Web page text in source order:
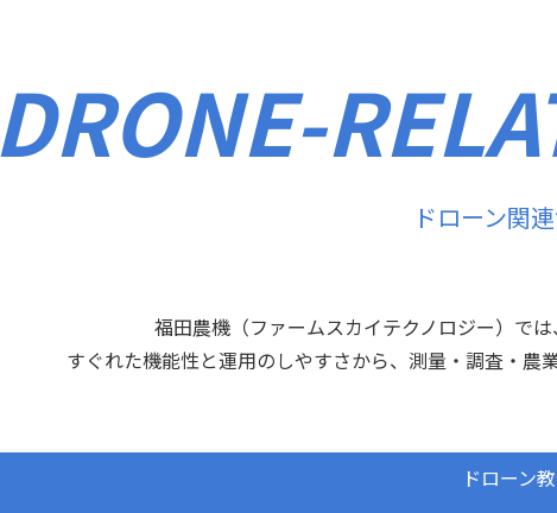
DRONE-
ドローン関
福田農機（ファームスカイテクノロジー）で
すぐれた機能性と運用のしやすさから、測量・調査・農
ドローン